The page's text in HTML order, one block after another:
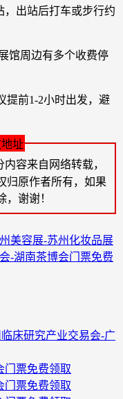
，出站后打车或步行约
馆周边有多个收费停
提前1-2小时出发，避
址
内容来自网络转载，
归原作者所有，如果
谢谢！
美容展-苏州化妆品展
-湖南茶博会门票免费
床研究产业交易会-广
门票免费领取
门票免费领取